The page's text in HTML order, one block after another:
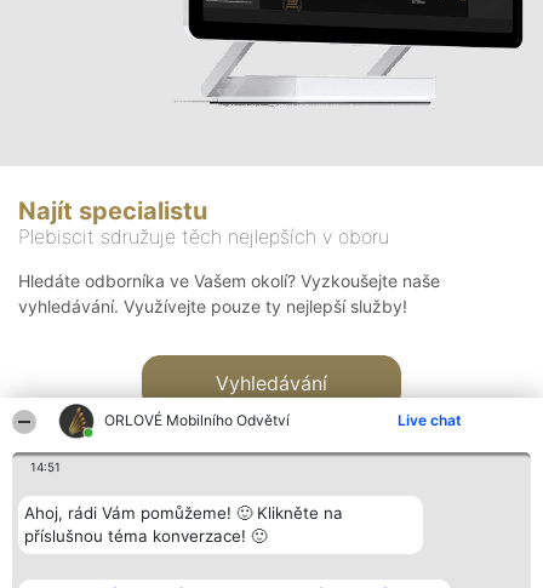
ORLOVÉ Mobilního Odvětví Live chat
14:51
Ahoj, rádi Vám pomůžeme! 🙂 Klikněte na
příslušnou téma konverzace! 🙂
Najít specialistu
Plebiscit sdružuje těch nejlepších v oboru
Hledáte odborníka ve Vašem okolí? Vyzkoušejte naše
vyhledávání. Využívejte pouze ty nejlepší služby!
Vyhledávání
Bright Side Solutions sp. z o. Vítězové Kontakt